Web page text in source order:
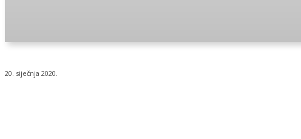
20. siječnja 2020.